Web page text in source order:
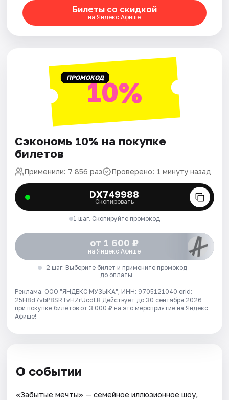
Билеты со скидкой
на Яндекс Афише
ПРОМОКОД10%
Сэкономь 10% на покупке
билетов
Применили: 7 856 раз Проверено: 1 минуту назад
DX749988
Скопировать
1 шаг. Скопируйте промокод
от 1 600 ₽
на Яндекс Афише
2 шаг. Выберите билет и примените промокод
до оплаты
Реклама. ООО "ЯНДЕКС МУЗЫКА", ИНН: 9705121040 erid:
25H8d7vbP8SRTvHZrUcdLB Действует до 30 сентября 2026
при покупке билетов от 3 000 ₽ на это мероприятие на Яндекс
Афише!
О событии
«Забытые мечты» — семейное иллюзионное шоу,